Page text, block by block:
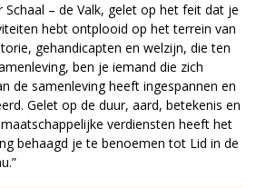
Schaal – de Valk, gelet op het feit dat je
hebt ontplooid op het terrein van
gehandicapten en welzijn, die ten
ben je iemand die zich
de samenleving heeft ingespannen en
Gelet op de duur, aard, betekenis en
verdiensten heeft het
behaagd je te benoemen tot Lid in de